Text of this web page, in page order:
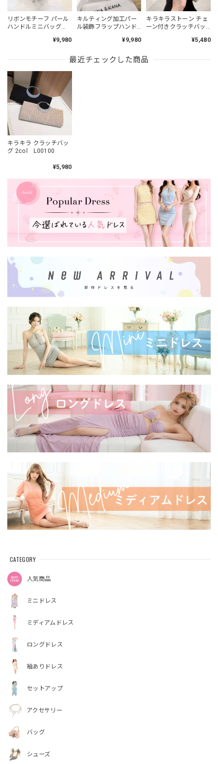
リボンモチーフ パール
ハンドルミニバッグ
¥9,980
キルティング加工パー
ル装飾フラップハンド
¥9,980
キラキラストーン チェ
ーン付きクラッチバッ
¥5,480
最近チェックした商品
キラキラ クラッチバッ
グ 2col L00100
¥5,980
CATEGORY
人気商品
ミニドレス
ミディアムドレス
ロングドレス
袖ありドレス
セットアップ
アクセサリー
バッグ
シューズ